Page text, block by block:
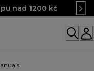
nad 1200 kč